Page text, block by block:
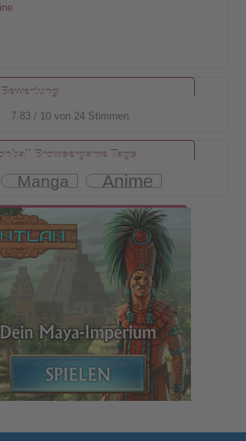
7.83/ 10von 24Stimmen
Browsergame Tags
Manga Anime